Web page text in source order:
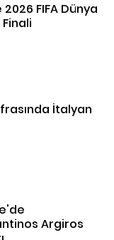
FIFA Dünya
Finali
İtalyan
Argiros